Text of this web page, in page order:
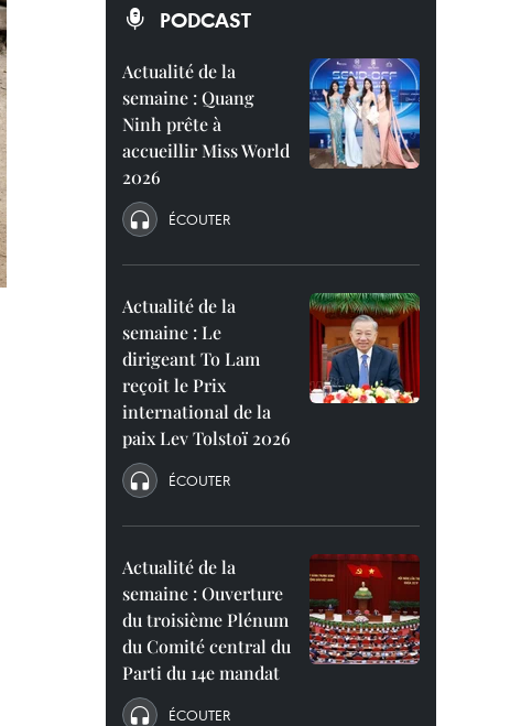
PODCAST
Actualité de la
semaine : Quang
Ninh prête à
accueillir Miss World
2026
ÉCOUTER
Actualité de la
semaine : Le
dirigeant To Lam
reçoit le Prix
international de la
paix Lev Tolstoï 2026
ÉCOUTER
Actualité de la
semaine : Ouverture
du troisième Plénum
du Comité central du
Parti du 14e mandat
ÉCOUTER